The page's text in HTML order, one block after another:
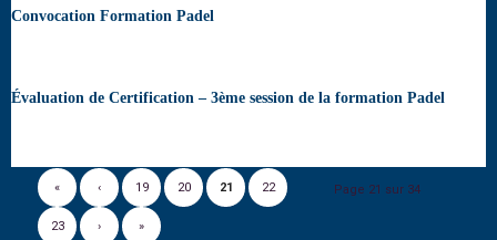
Convocation Formation Padel
Évaluation de Certification – 3ème session de la formation Padel
Page 21 sur 34
« ‹ 19 20 21 22
23 › »